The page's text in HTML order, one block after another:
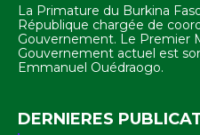
La Primature du Burkina
République chargée de
Gouvernement. Le Premier
Gouvernement actuel est
Emmanuel Ouédraogo.
DERNIERES